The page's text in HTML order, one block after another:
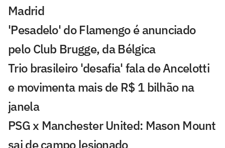
Madrid
'Pesadelo' do Flamengo é anunciado
pelo Club Brugge, da Bélgica
Trio brasileiro 'desafia' fala de Ancelotti
e movimenta mais de R$ 1 bilhão na
janela
PSG x Manchester United: Mason Mount
sai de campo lesionado